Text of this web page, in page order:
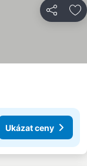
Sdílet
Ukázat ceny